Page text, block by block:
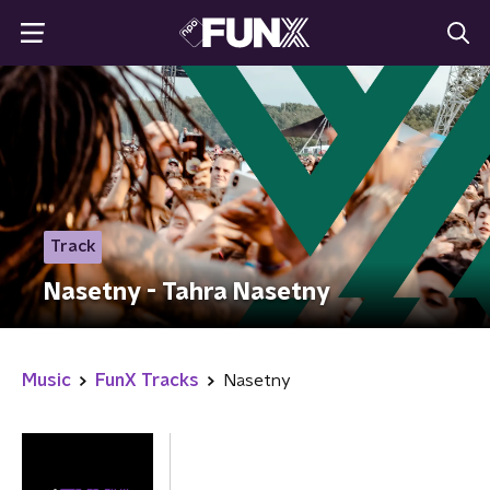
Track
Nasetny - Tahra Nasetny
Music FunX Tracks Nasetny